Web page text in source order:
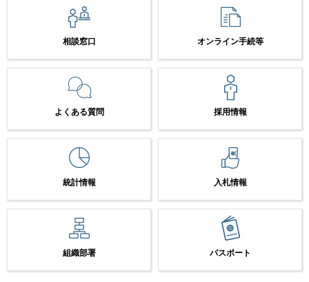
相談窓口 オンライン手続等
よくある質問 採用情報
統計情報 入札情報
組織部署 パスポート